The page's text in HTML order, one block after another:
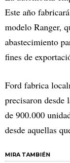
Este año
modelo Ranger,
abastecimiento
fines de
Ford fabrica
precisaron desde
de 900.000
desde aquellas
MIRA TAMBIÉN